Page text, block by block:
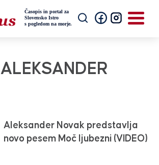
ALEKSANDER
Aleksander Novak predstavlja
novo pesem Moč ljubezni (VIDEO)